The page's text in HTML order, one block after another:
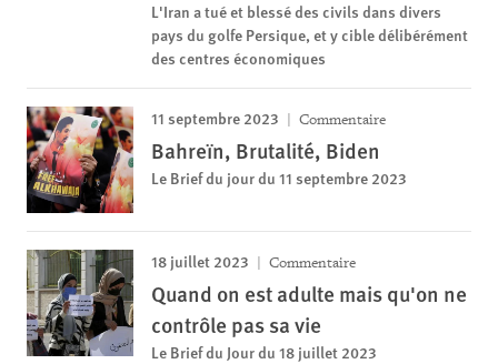
L'Iran a tué et blessé des civils dans divers
pays du golfe Persique, et y cible délibérément
des centres économiques
11 septembre 2023 Commentaire
Bahreïn, Brutalité, Biden
Le Brief du jour du 11 septembre 2023
18 juillet 2023 Commentaire
Quand on est adulte mais qu'on ne
contrôle pas sa vie
Le Brief du Jour du 18 juillet 2023